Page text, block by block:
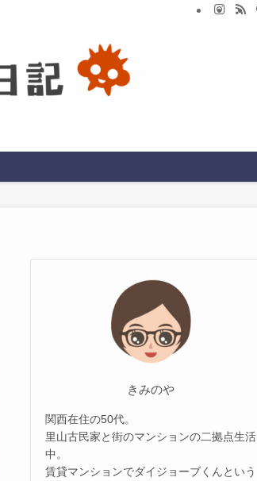
きみのや
関西在住の50代。
里山古民家と街のマンションの二拠点生活
中。
賃貸マンションでダイジョーブくんという